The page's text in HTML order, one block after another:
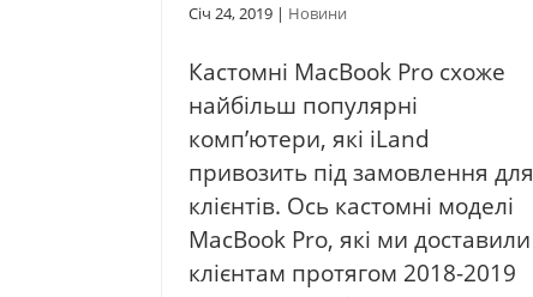
Січ 24, 2019| Новини
Кастомні MacBook Pro схоже
найбільш популярні
комп’ютери, які iLand
привозить під замовлення для
клієнтів. Ось кастомні моделі
MacBook Pro, які ми доставили
клієнтам протягом 2018-2019